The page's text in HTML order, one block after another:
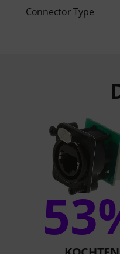
Connector Type